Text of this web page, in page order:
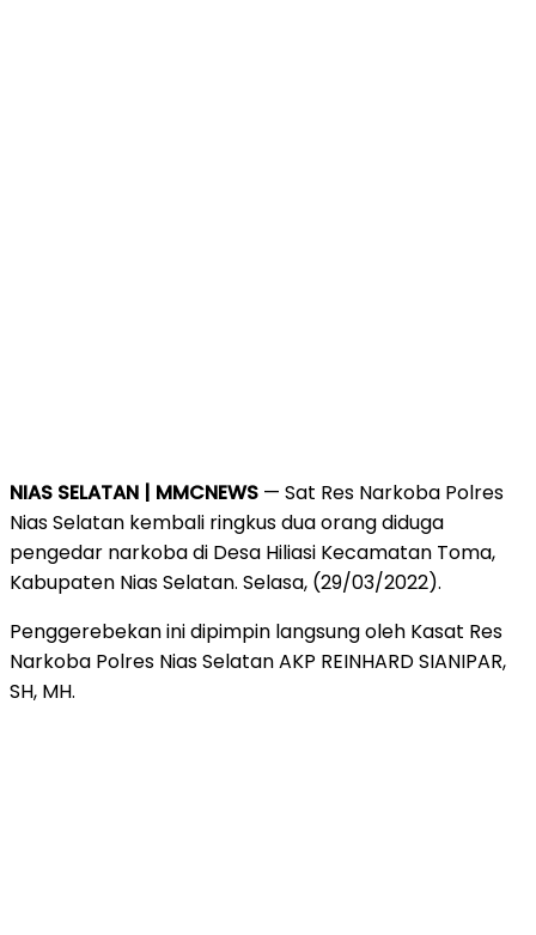
NIAS SELATAN | MMCNEWS — Sat Res Narkoba Polres
Nias Selatan kembali ringkus dua orang diduga
pengedar narkoba di Desa Hiliasi Kecamatan Toma,
Kabupaten Nias Selatan. Selasa, (29/03/2022).
Penggerebekan ini dipimpin langsung oleh Kasat Res
Narkoba Polres Nias Selatan AKP REINHARD SIANIPAR,
SH, MH.